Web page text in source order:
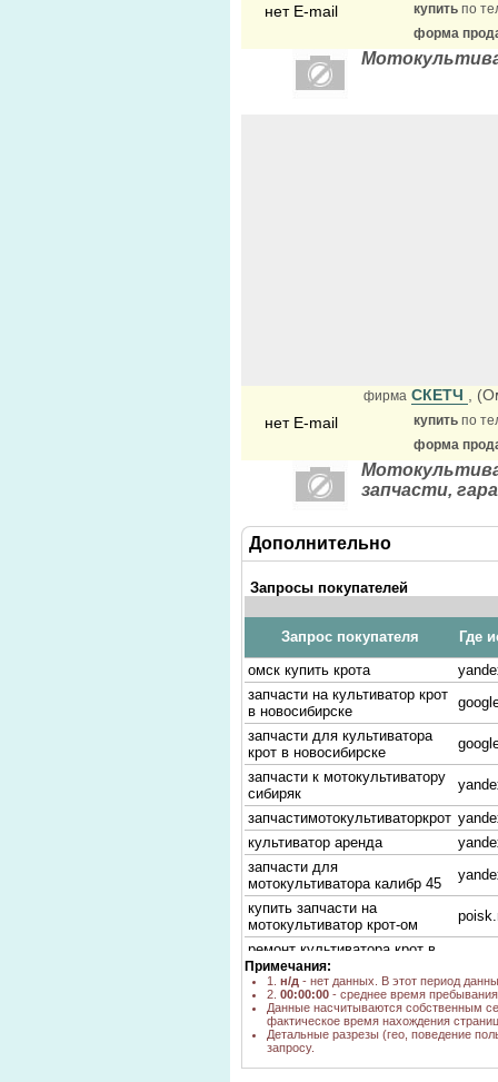
нет E-mail купить по
форма
нет E-mail
фирма СКЕТЧ ,
купить по
форма
запчасти,
Дополнительно
Запросы покупателей
Запрос покупателя
Где
омск купить крота
запчасти на культиватор крот
в новосибирске
запчасти для культиватора
крот в новосибирске
запчасти к мотокультиватору
сибиряк
запчастимотокультиваторкрот
культиватор аренда
запчасти для
мотокультиватора калибр 45
купить запчасти на
мотокультиватор крот-ом
ремонт культиватора крот в
омске
images.yandex.ru ремонт
мотоблоков крот
аренда мотоблока
где можно купить в
новосибирске зажигание для
Примечания:
1. н/д - нет данных. В этот период
2. 00:00:00 - среднее время
Данные насчитываются собственным
фактическое время нахождения
Детальные разрезы (гео, поведение
запросу.